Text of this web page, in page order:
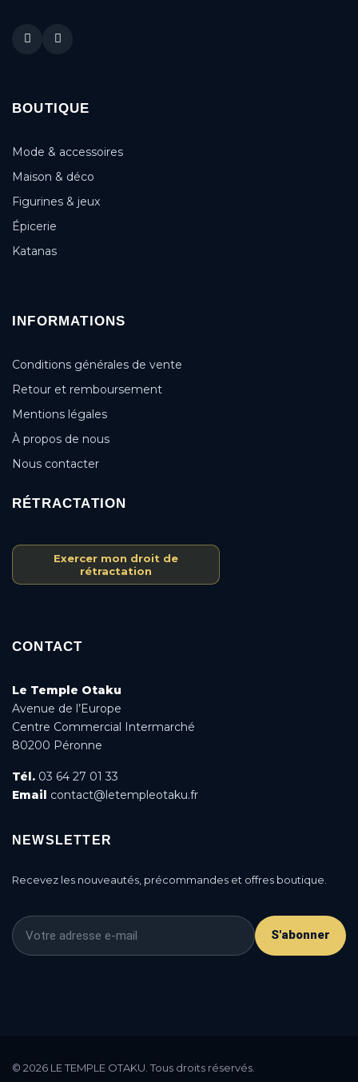
Module manager / AN Cookie Popup.
BOUTIQUE
Mode & accessoires
Maison & déco
Figurines & jeux
Épicerie
Katanas
INFORMATIONS
Conditions générales de vente
Retour et remboursement
Mentions légales
À propos de nous
Nous contacter
RÉTRACTATION
Exercer mon droit de
rétractation
CONTACT
Le Temple Otaku
Avenue de l’Europe
Centre Commercial Intermarché
80200 Péronne
Tél. 03 64 27 01 33
Email contact@letempleotaku.fr
NEWSLETTER
Recevez les nouveautés, précommandes et offres boutique.
S'abonner
© 2026 LE TEMPLE OTAKU. Tous droits réservés.